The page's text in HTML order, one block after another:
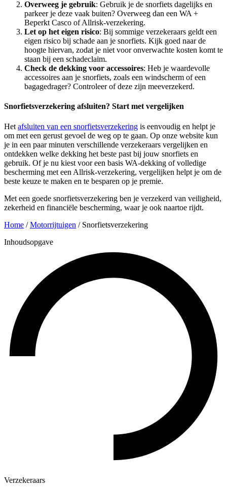
Overweeg je gebruik: Gebruik je de snorfiets dagelijks en
parkeer je deze vaak buiten? Overweeg dan een WA +
Beperkt Casco of Allrisk-verzekering.
Let op het eigen risico: Bij sommige verzekeraars geldt een
eigen risico bij schade aan je snorfiets. Kijk goed naar de
hoogte hiervan, zodat je niet voor onverwachte kosten komt te
staan bij een schadeclaim.
Check de dekking voor accessoires: Heb je waardevolle
accessoires aan je snorfiets, zoals een windscherm of een
bagagedrager? Controleer of deze zijn meeverzekerd.
Snorfietsverzekering afsluiten? Start met vergelijken
Het afsluiten van een snorfietsverzekering is eenvoudig en helpt je
om met een gerust gevoel de weg op te gaan. Op onze website kun
je in een paar minuten verschillende verzekeraars vergelijken en
ontdekken welke dekking het beste past bij jouw snorfiets en
gebruik. Of je nu kiest voor een basis WA-dekking of volledige
bescherming met een Allrisk-verzekering, vergelijken helpt je om de
beste keuze te maken en te besparen op je premie.
Met een goede snorfietsverzekering ben je verzekerd van veiligheid,
zekerheid en financiële bescherming, waar je ook naartoe rijdt.
Home /Motorrijtuigen / Snorfietsverzekering
Inhoudsopgave
Verzekeraars